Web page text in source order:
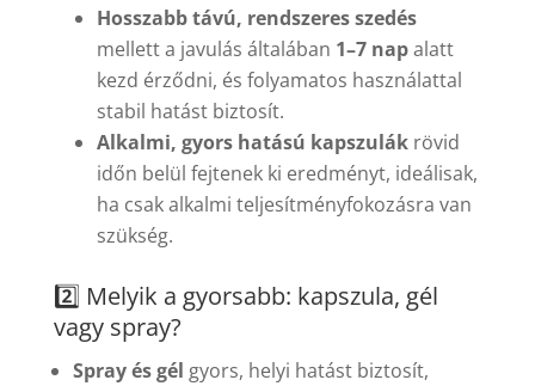
Hosszabb távú, rendszeres szedés
mellett a javulás általában 1–7 napalatt
kezd érződni, és folyamatos használattal
stabil hatást biztosít.
Alkalmi, gyors hatású kapszulákrövid
időn belül fejtenek ki eredményt, ideálisak,
ha csak alkalmi teljesítményfokozásra van
szükség.
2️⃣ Melyik a gyorsabb: kapszula, gél
vagy spray?
Spray és gél gyors, helyi hatást biztosít,